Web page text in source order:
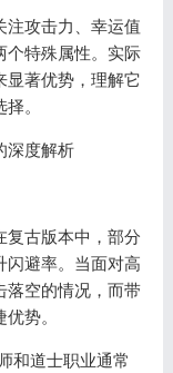
攻击力、幸运值
个特殊属性。实际
显著优势，理解它
。
古版本中，部分
闪避率。当面对高
落空的情况，而带
势。
道士职业通常